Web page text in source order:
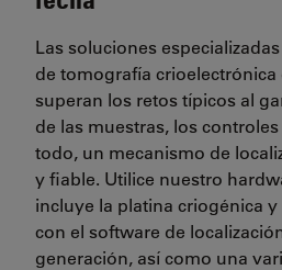
Las soluciones
de tomografía crioelectrónica
superan los retos típicos al
de las muestras, los
todo, un mecanismo de
y fiable. Utilice nuestro
incluye la platina criogénica
con el software de
generación, así como una